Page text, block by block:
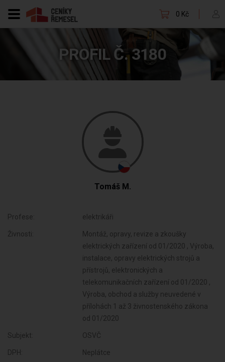
0 Kč
PROFIL Č. 3180
Tomáš M.
Profese: elektrikáři
Živnosti:
Montáž, opravy, revize a zkoušky
elektrických zařízení od 01/2020 , Výroba,
instalace, opravy elektrických strojů a
přístrojů, elektronických a
telekomunikačních zařízení od 01/2020 ,
Výroba, obchod a služby neuvedené v
přílohách 1 až 3 živnostenského zákona
od 01/2020
Subjekt: OSVČ
DPH: Neplátce